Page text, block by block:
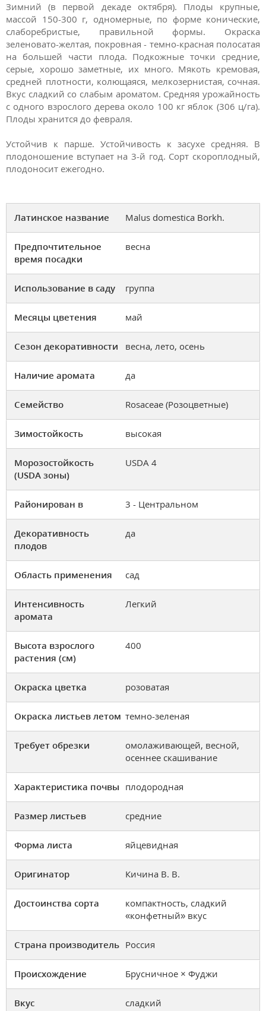
Зимний (в первой декаде октября). Плоды крупные,
массой 150-300 г, одномерные, по форме конические,
слаборебристые, правильной формы. Окраска
зеленовато-желтая, покровная - темно-красная полосатая
на большей части плода. Подкожные точки средние,
серые, хорошо заметные, их много. Мякоть кремовая,
средней плотности, колющаяся, мелкозернистая, сочная.
Вкус сладкий со слабым ароматом. Средняя урожайность
с одного взрослого дерева около 100 кг яблок (306 ц/га).
Плоды хранится до февраля.
Устойчив к парше. Устойчивость к засухе средняя. В
плодоношение вступает на 3-й год. Сорт скороплодный,
плодоносит ежегодно.
Латинское название Malus domestica Borkh.
Предпочтительное
время посадки
весна
Использование в саду группа
Месяцы цветения май
Сезон декоративности весна, лето, осень
Наличие аромата да
Семейство Rosaceae (Розоцветные)
Зимостойкость высокая
Морозостойкость
(USDA зоны)
USDA 4
Районирован в 3 - Центральном
Декоративность
плодов
да
Область применения сад
Интенсивность
аромата
Легкий
Высота взрослого
растения (см)
400
Окраска цветка розоватая
Окраска листьев летом темно-зеленая
Требует обрезки
омолаживающей, весной,
осеннее скашивание
Характеристика почвы плодородная
Размер листьев средние
Форма листа яйцевидная
Оригинатор Кичина В. В.
Достоинства сорта
компактность, сладкий
«конфетный» вкус
Страна производитель Россия
Происхождение Брусничное × Фуджи
Вкус сладкий